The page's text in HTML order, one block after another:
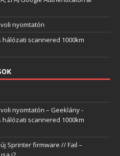
nyomtatón
scannered 1000km
nyomtatón – Geeklány-
scannered 1000km
Sprinter firmware // Fail –